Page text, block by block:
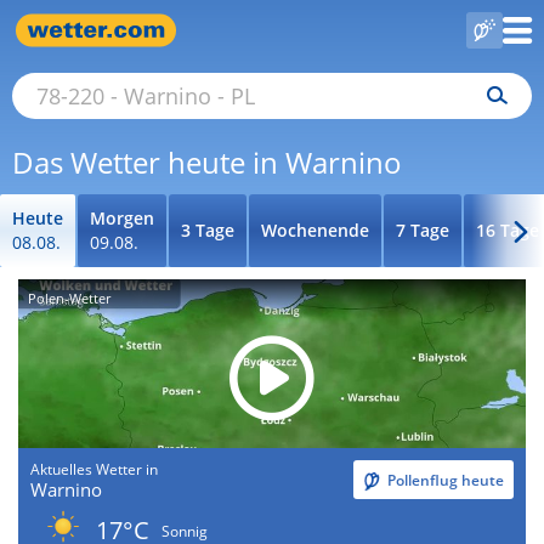
Das Wetter heute in Warnino
Heute
08.08.
Morgen
09.08.
3 Tage Wochenende 7 Tage 16 Tage
Polen-Wetter
Aktuelles Wetter in
Warnino Pollenflug heute
17°C
Sonnig